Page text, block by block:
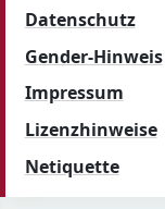
Datenschutz
Gender-Hinweis
Impressum
Lizenzhinweise
Netiquette